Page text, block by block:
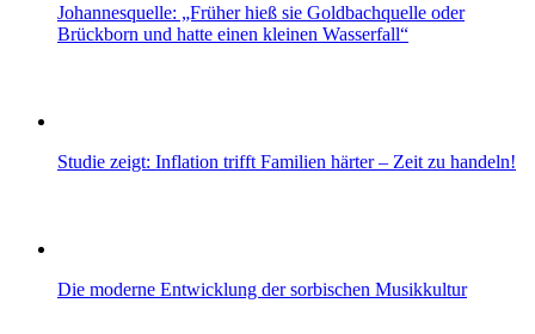
Johannesquelle: „Früher hieß sie Goldbachquelle oder
Brückborn und hatte einen kleinen Wasserfall“
Studie zeigt: Inflation trifft Familien härter – Zeit zu handeln!
Die moderne Entwicklung der sorbischen Musikkultur